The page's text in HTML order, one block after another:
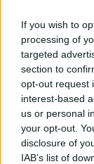
If you wish to
processing of
targeted
section to
opt-out request
interest-based
us or personal
your opt-out.
disclosure of
IAB’s list of
di andare a
trascurato:
anche una parola
dei Carabinieri.
non ci sono mai”
per comporre il
Aveva sparato
giusto che fosse.
apparve un
potuto avere